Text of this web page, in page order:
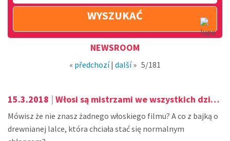
WYSZUKAĆ
NEWSROOM
« předchozí| další» 5/181
15.3.2018 | Włosi są mistrzami we wszystkich dziedzinach. Czego efektem są także włoskie filmy.
Mówisz że nie znasz żadnego włoskiego filmu? A co z bajką o
drewnianej lalce, która chciała stać się normalnym